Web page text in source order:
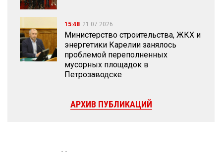
15:48 21.07.2026
Министерство строительства, ЖКХ и
энергетики Карелии занялось
проблемой переполненных
мусорных площадок в
Петрозаводске
АРХИВ ПУБЛИКАЦИЙ